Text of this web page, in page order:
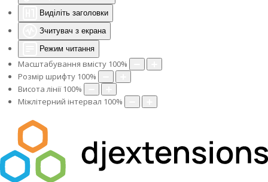
Виділіть заголовки
Зчитувач з екрана
Режим читання
Масштабування вмісту 100%
Розмір шрифту 100%
Висота лінії 100%
Міжлітерний інтервал 100%